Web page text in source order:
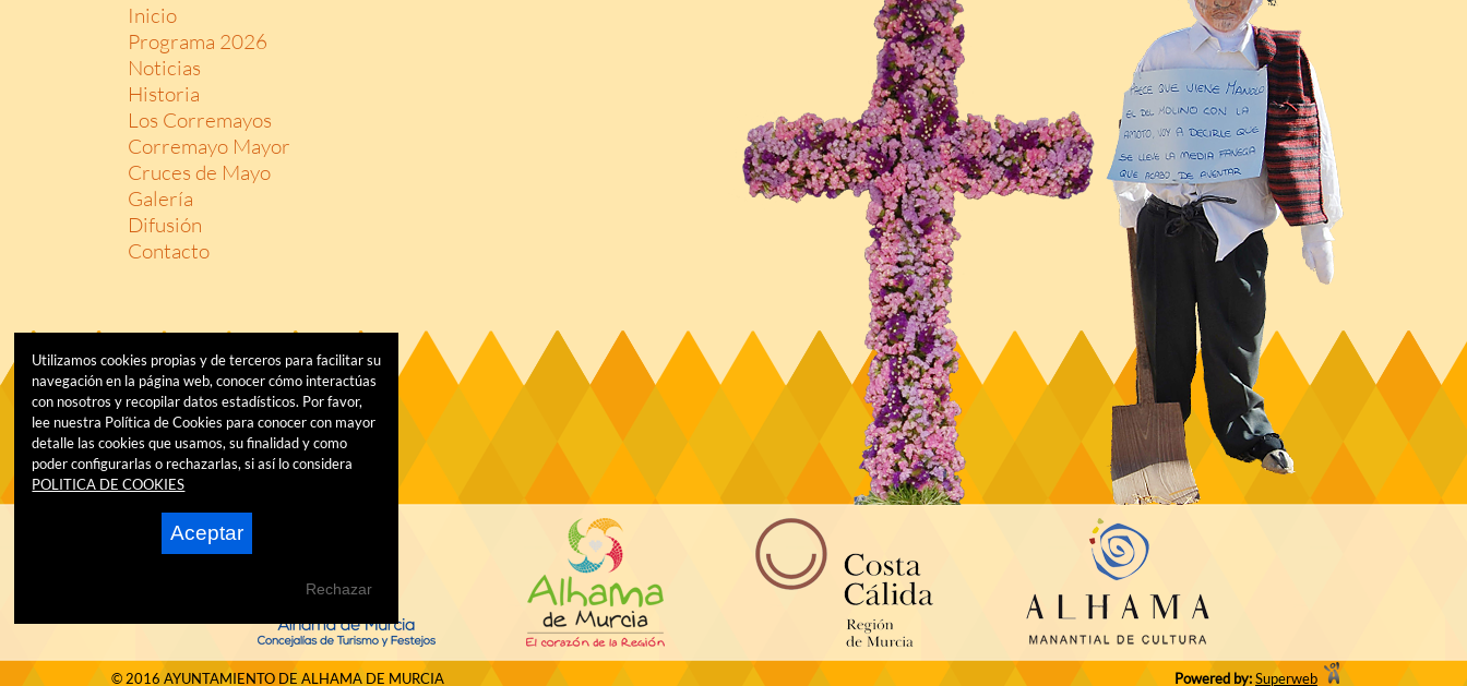
Inicio
Programa 2026
Noticias
Historia
Los Corremayos
Corremayo Mayor
Cruces de Mayo
Galería
Difusión
Contacto
© 2016 AYUNTAMIENTO DE ALHAMA DE MURCIA Powered by:Superweb
Utilizamos cookies propias y de terceros para facilitar su
navegación en la página web, conocer cómo interactúas
con nosotros y recopilar datos estadísticos. Por favor,
lee nuestra Política de Cookies para conocer con mayor
detalle las cookies que usamos, su finalidad y como
poder configurarlas o rechazarlas, si así lo considera
POLITICA DE COOKIES
Aceptar
Rechazar